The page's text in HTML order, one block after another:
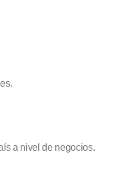
a nivel de negocios.